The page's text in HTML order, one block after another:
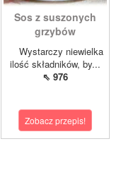
Sos z suszonych
grzybów
Wystarczy niewielka
ilość składników, by...
⇖ 976
Zobacz przepis!